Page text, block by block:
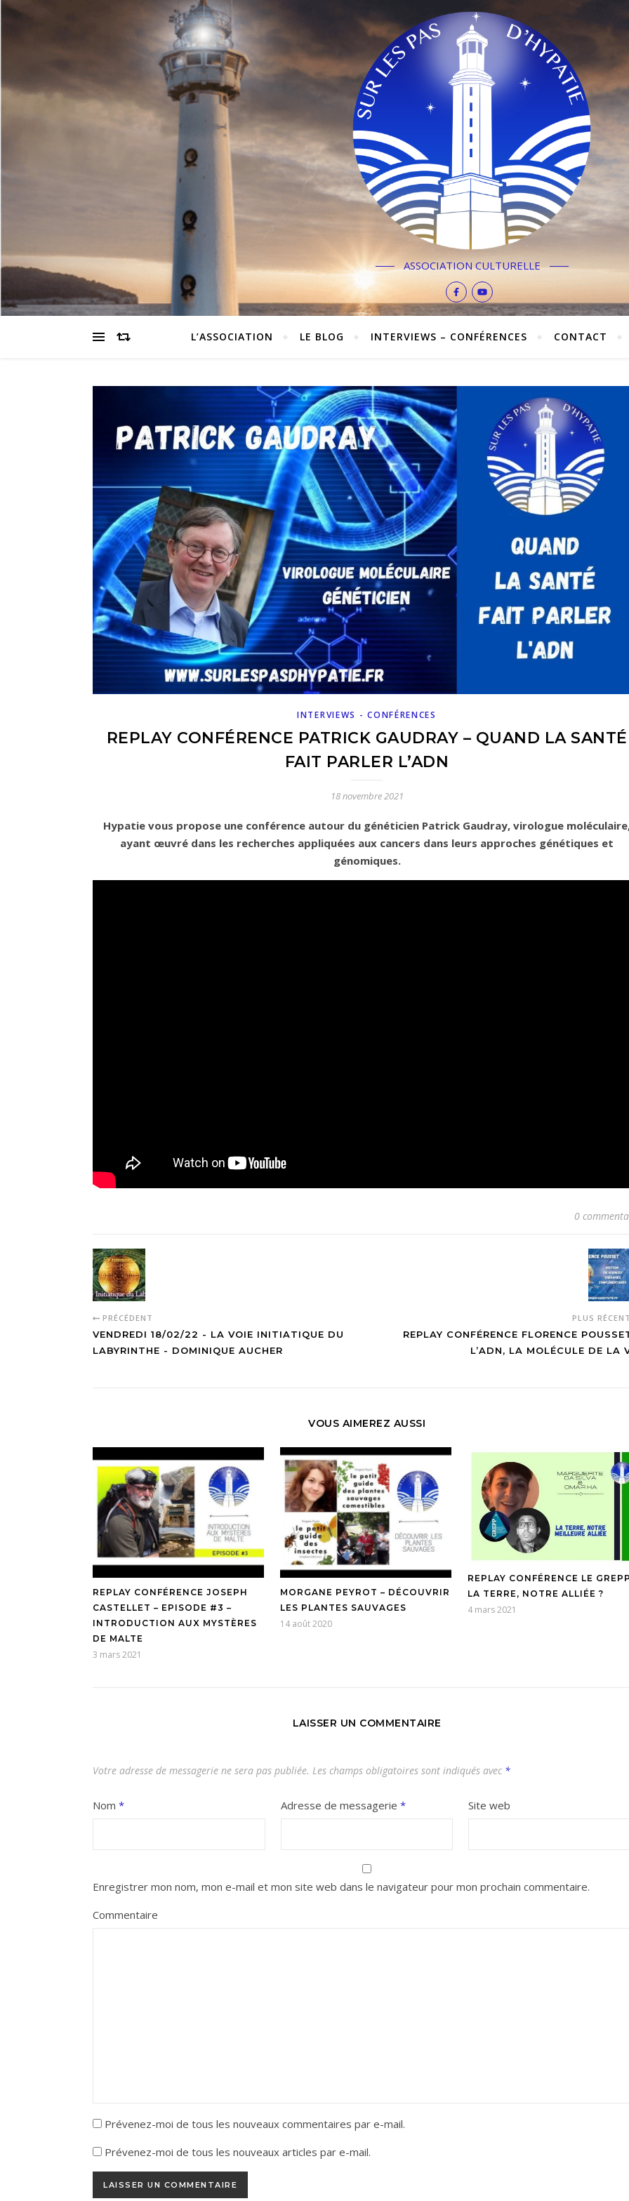
ASSOCIATION CULTURELLE
L’ASSOCIATION LE BLOG INTERVIEWS – CONFÉRENCES CONTACT
INTERVIEWS - CONFÉRENCES
REPLAY CONFÉRENCE PATRICK GAUDRAY – QUAND LA SANTÉ
FAIT PARLER L’ADN
18 novembre 2021
Hypatie vous propose une conférence autour du généticien Patrick Gaudray, virologue
ayant œuvré dans les recherches appliquées aux cancers dans leurs approches génétiques et
génomiques.
0
PRÉCÉDENT
VENDREDI 18/02/22 - LA VOIE INITIATIQUE DU
LABYRINTHE - DOMINIQUE AUCHER
PLUS
REPLAY CONFÉRENCE FLORENCE
L’ADN, LA MOLÉCULE DE LA
VOUS AIMEREZ AUSSI
REPLAY CONFÉRENCE JOSEPH
CASTELLET – EPISODE #3 –
INTRODUCTION AUX MYSTÈRES
DE MALTE
3 mars 2021
MORGANE PEYROT – DÉCOUVRIR
LES PLANTES SAUVAGES
14 août 2020
REPLAY CONFÉRENCE LE
LA TERRE, NOTRE ALLIÉE ?
4 mars 2021
LAISSER UN COMMENTAIRE
Votre adresse de messagerie ne sera pas publiée. Les champs obligatoires sont indiqués avec *
Nom * Adresse de messagerie * Site web
Enregistrer mon nom, mon e-mail et mon site web dans le navigateur pour mon prochain commentaire.
Commentaire
Prévenez-moi de tous les nouveaux commentaires par e-mail.
Prévenez-moi de tous les nouveaux articles par e-mail.